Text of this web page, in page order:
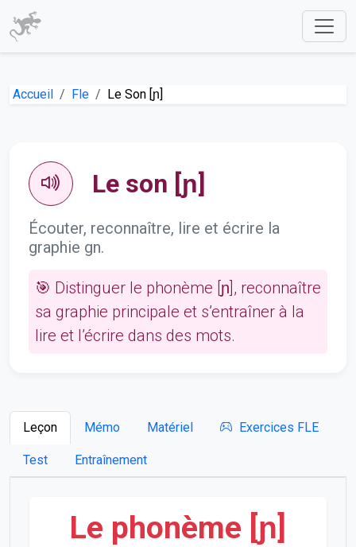
Accueil Fle Le Son [ɲ]
Le son [ɲ]
Écouter, reconnaître, lire et écrire la
graphie gn.
🎯 Distinguer le phonème [ɲ], reconnaître
sa graphie principale et s’entraîner à la
lire et l’écrire dans des mots.
Leçon Mémo Matériel Exercices FLE
Test Entraînement
Le phonème [ɲ]